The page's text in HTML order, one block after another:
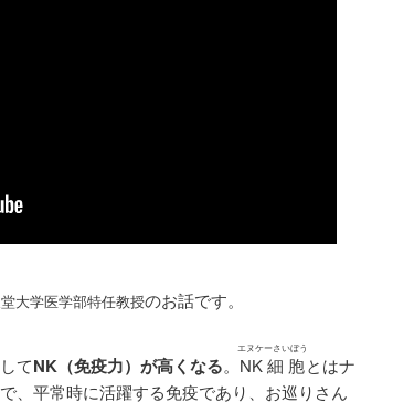
大学医学部特任教授のお話です。
てNK（免疫力）が高くなる。 NK細胞
エヌケーさいぼう
とはナ
、平常時に活躍する免疫であり、お巡りさん